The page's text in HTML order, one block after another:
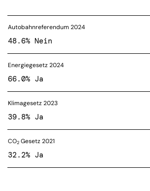
Autobahnreferendum 2024
48.6% Nein
Energiegesetz 2024
66.0% Ja
Klimagesetz 2023
39.8% Ja
CO2 Gesetz 2021
32.2% Ja